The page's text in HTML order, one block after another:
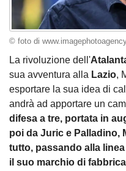
© foto di
La rivoluzione dell'
sua avventura alla Lazio,
esportare la sua idea di
andrà ad apportare un
difesa a tre, portata in
poi da Juric e Palladino,
tutto, passando alla
il suo marchio di fabbrica